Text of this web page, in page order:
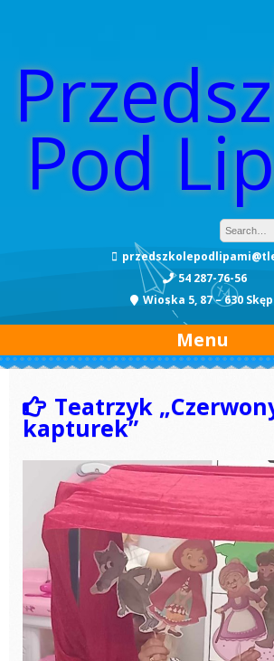
Pod
54 287-76-56
Wioska 5, 87 – 630
Menu
Teatrzyk
kapturek”